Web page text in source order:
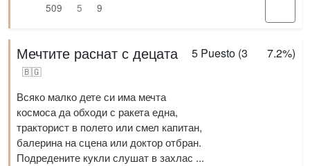
509
5 9
5 Puesto (3 7.2%)
Мечтите раснат с децата
🇧🇬
Всяко малко дете си има мечта
космоса да обходи с ракета една,
тракторист в полето или смел капитан,
балерина на сцена или доктор отбран.
Подредените кукли слушат в захлас ...